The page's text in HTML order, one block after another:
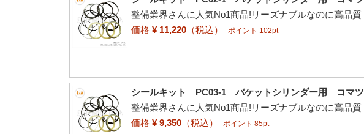
整備業界さんに人気No1商品!リーズナブルなのに高品質
価格 ¥ 11,220 （税込） ポイント 102pt
シールキット PC03-1 バケットシリンダー用 コマツ
整備業界さんに人気No1商品!リーズナブルなのに高品質
価格 ¥ 9,350 （税込） ポイント 85pt